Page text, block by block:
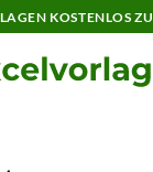
KOSTENLOS